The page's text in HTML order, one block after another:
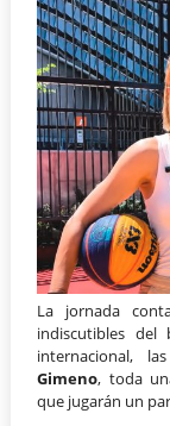
La jornada
indiscutibles
internacional,
Gimeno, toda
que jugarán un